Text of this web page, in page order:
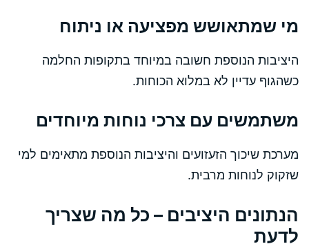
מי שמתאושש מפציעה או ניתוח
היציבות הנוספת חשובה במיוחד בתקופות החלמה
כשהגוף עדיין לא במלוא הכוחות.
משתמשים עם צרכי נוחות מיוחדים
מערכת שיכוך הזעזועים והיציבות הנוספת מתאימים למי
שזקוק לנוחות מרבית.
הנתונים היציבים – כל מה שצריך
לדעת